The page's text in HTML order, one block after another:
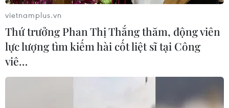
Hà Nội: Kiểm tra, xác minh liên quan
đến sản phẩm giảm cân dạng bút
vietnamplus.vn
Thứ trưởng Phan Thị Thắng thăm, động viên
lực lượng tìm kiếm hài cốt liệt sĩ tại Công
viê…